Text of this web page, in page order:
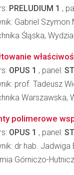
PRELUDIUM 1 ,
Gabriel Szymon
Śląska,
OPUS 1 , panel:
prof. Tadeusz
Warszawska,
polimerowe
OPUS 1 , panel:
dr hab. Jadwiga
Górniczo-